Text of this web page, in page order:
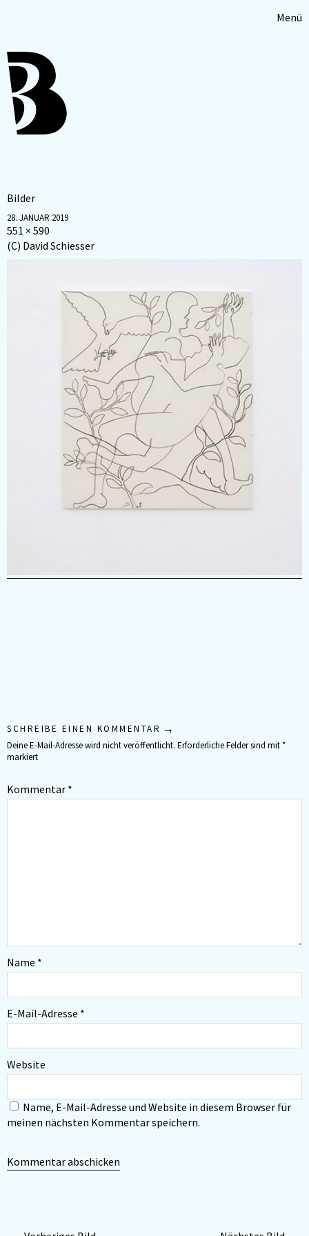
Menü
Bilder
28. JANUAR 2019
551 × 590
(C) David Schiesser
SCHREIBE EINEN KOMMENTAR
Deine E-Mail-Adresse wird nicht veröffentlicht. Erforderliche Felder sind mit*
markiert
Kommentar *
Name *
E-Mail-Adresse *
Website
Name, E-Mail-Adresse und Website in diesem Browser für
meinen nächsten Kommentar speichern.